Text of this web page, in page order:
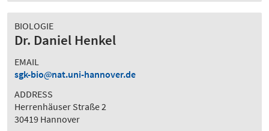
BIOLOGIE
Dr. Daniel Henkel
EMAIL
sgk-bio
nat.uni-hannover.de
ADDRESS
Herrenhäuser Straße 2
30419 Hannover